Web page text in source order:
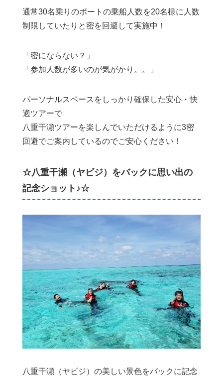
通常30名乗りのボートの乗船人数を20名様に人数
制限していたりと密を回避して実施中！
「密にならない？」
「参加人数が多いのが気がかり。。」
パーソナルスペースをしっかり確保した安心・快
適ツアーで
八重干瀬ツアーを楽しんでいただけるように3密
回避でご案内しているのでご安心ください！
☆八重干瀬（ヤビジ）をバックに思い出の
記念ショット♪☆
八重干瀬（ヤビジ）の美しい景色をバックに記念